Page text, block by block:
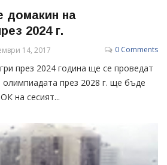
на
2024 г.
14, 2017 0 Comments
през 2024 година ще се проведат
през 2028 г. ще бъде
на сесият...